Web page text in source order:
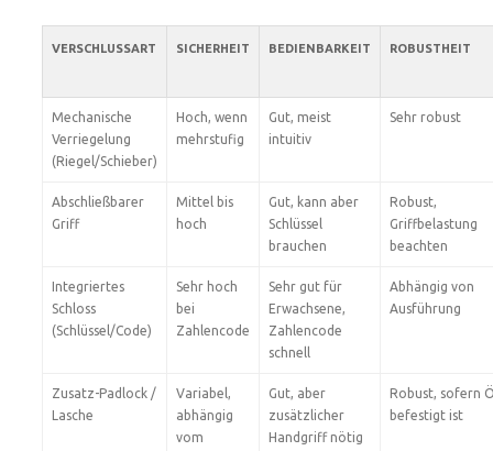
VERSCHLUSSART SICHERHEIT BEDIENBARKEIT ROBUSTHEIT
Mechanische
Verriegelung
(Riegel/Schieber)
Hoch, wenn
mehrstufig
Gut, meist
intuitiv
Sehr robust
Abschließbarer
Griff
Mittel bis
hoch
Gut, kann aber
Schlüssel
brauchen
Robust,
Griffbelastung
beachten
Integriertes
Schloss
(Schlüssel/Code)
Sehr hoch
bei
Zahlencode
Sehr gut für
Erwachsene,
Zahlencode
schnell
Abhängig von
Ausführung
Zusatz-Padlock /
Lasche
Variabel,
abhängig
vom
Gut, aber
zusätzlicher
Handgriff nötig
Robust, sofern
befestigt ist